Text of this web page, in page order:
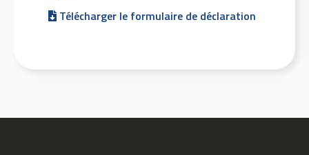
Télécharger le formulaire de déclaration